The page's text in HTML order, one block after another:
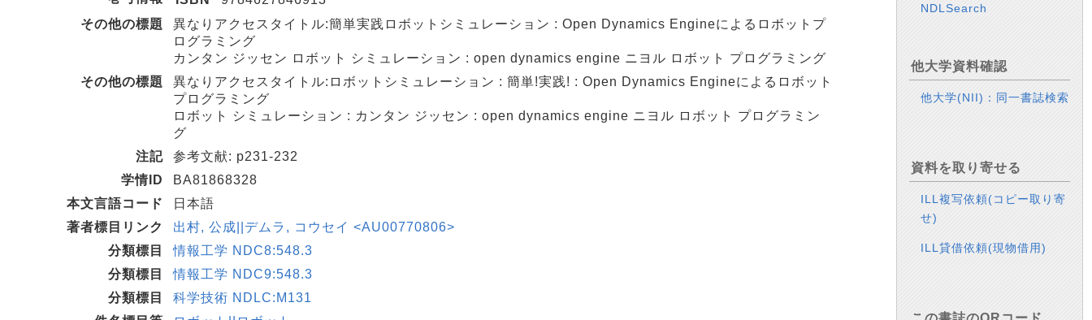
その他の標題
異なりアクセスタイトル:簡単実践ロボットシミュレーション : Open Dynamics Engineによるロボットプ
ログラミング
カンタン ジッセン ロボット シミュレーション : open dynamics engine ニヨル ロボット プログラミング
その他の標題
異なりアクセスタイトル:ロボットシミュレーション : 簡単!実践! : Open Dynamics Engineによるロボット
プログラミング
ロボット シミュレーション : カンタン ジッセン : open dynamics engine ニヨル ロボット プログラミン
グ
注記
参考文献: p231-232
学情ID
BA81868328
本文言語コード
日本語
著者標目リンク
出村, 公成||デムラ, コウセイ <AU00770806>
分類標目
情報工学 NDC8:548.3
分類標目
情報工学 NDC9:548.3
分類標目
科学技術 NDLC:M131
NDLSearch
他大学資料確認
他大学(NII)：同一書誌検索
資料を取り寄せる
ILL複写依頼(コピー取り寄
せ)
ILL貸借依頼(現物借用)